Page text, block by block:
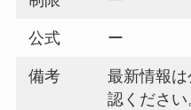
公式 ー
備考
最新情報
認ください